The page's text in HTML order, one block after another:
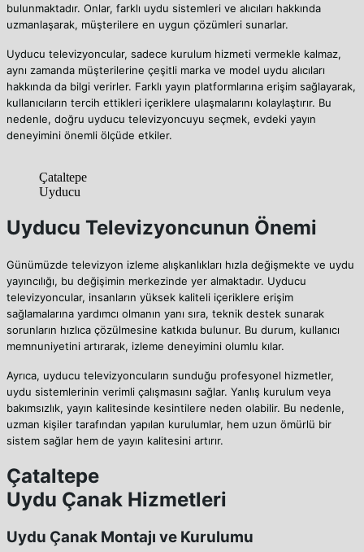
bulunmaktadır. Onlar, farklı uydu sistemleri ve alıcıları hakkında
uzmanlaşarak, müşterilere en uygun çözümleri sunarlar.
Uyducu televizyoncular, sadece kurulum hizmeti vermekle kalmaz,
aynı zamanda müşterilerine çeşitli marka ve model uydu alıcıları
hakkında da bilgi verirler. Farklı yayın platformlarına erişim sağlayarak,
kullanıcıların tercih ettikleri içeriklere ulaşmalarını kolaylaştırır. Bu
nedenle, doğru uyducu televizyoncuyu seçmek, evdeki yayın
deneyimini önemli ölçüde etkiler.
Çataltepe
Uyducu
Uyducu Televizyoncunun Önemi
Günümüzde televizyon izleme alışkanlıkları hızla değişmekte ve uydu
yayıncılığı, bu değişimin merkezinde yer almaktadır. Uyducu
televizyoncular, insanların yüksek kaliteli içeriklere erişim
sağlamalarına yardımcı olmanın yanı sıra, teknik destek sunarak
sorunların hızlıca çözülmesine katkıda bulunur. Bu durum, kullanıcı
memnuniyetini artırarak, izleme deneyimini olumlu kılar.
Ayrıca, uyducu televizyoncuların sunduğu profesyonel hizmetler,
uydu sistemlerinin verimli çalışmasını sağlar. Yanlış kurulum veya
bakımsızlık, yayın kalitesinde kesintilere neden olabilir. Bu nedenle,
uzman kişiler tarafından yapılan kurulumlar, hem uzun ömürlü bir
sistem sağlar hem de yayın kalitesini artırır.
Çataltepe
Uydu Çanak Hizmetleri
Uydu Çanak Montajı ve Kurulumu